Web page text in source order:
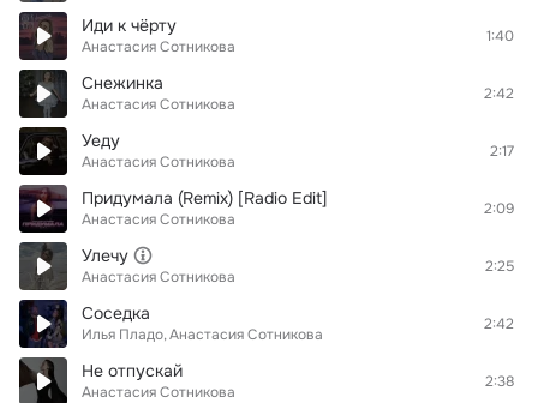
Иди к чёрту
Анастасия Сотникова
1:40
Снежинка
Анастасия Сотникова
2:42
Уеду
Анастасия Сотникова
2:17
Придумала (Remix) [Radio Edit]
Анастасия Сотникова
2:09
Улечу
Анастасия Сотникова
2:25
Соседка
Илья Пладо Анастасия Сотникова
2:42
Не отпускай
Анастасия Сотникова
2:38